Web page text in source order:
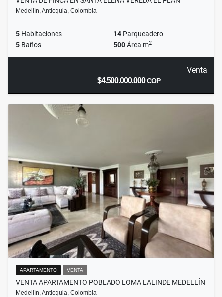
Medellín, Antioquia, Colombia
5 Habitaciones 14 Parqueadero
5 Baños 500Área m2
Venta
$4.500.000.000COP
APARTAMENTO VENTA
VENTA APARTAMENTO POBLADO LOMA LALINDE MEDELLÍN
Medellín, Antioquia, Colombia